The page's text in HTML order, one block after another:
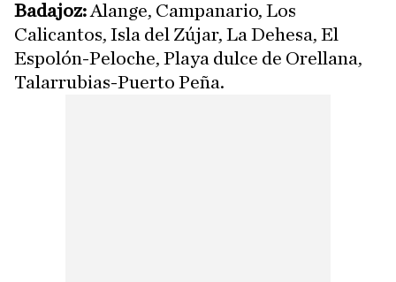
Badajoz: Alange, Campanario, Los
Calicantos, Isla del Zújar, La Dehesa, El
Espolón-Peloche, Playa dulce de Orellana,
Talarrubias-Puerto Peña.